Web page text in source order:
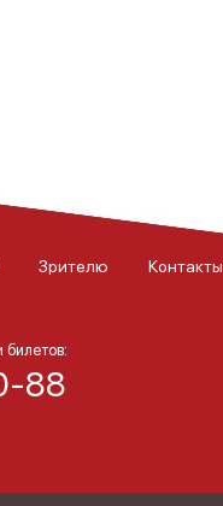
Зрителю Контакты
билетов:
88